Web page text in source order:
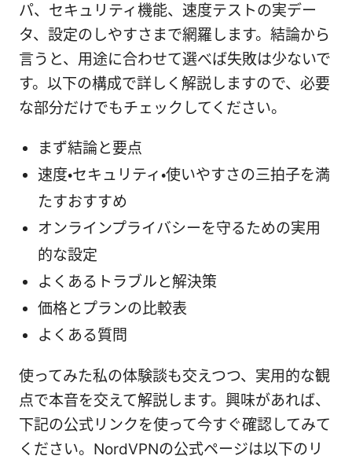
パ、セキュリティ機能、速度テストの実デー
タ、設定のしやすさまで網羅します。結論から
言うと、用途に合わせて選べば失敗は少ないで
す。以下の構成で詳しく解説しますので、必要
な部分だけでもチェックしてください。
まず結論と要点
速度・セキュリティ・使いやすさの三拍子を満
たすおすすめ
オンラインプライバシーを守るための実用
的な設定
よくあるトラブルと解決策
価格とプランの比較表
よくある質問
使ってみた私の体験談も交えつつ、実用的な観
点で本音を交えて解説します。興味があれば、
下記の公式リンクを使って今すぐ確認してみて
ください。NordVPNの公式ページは以下のリ